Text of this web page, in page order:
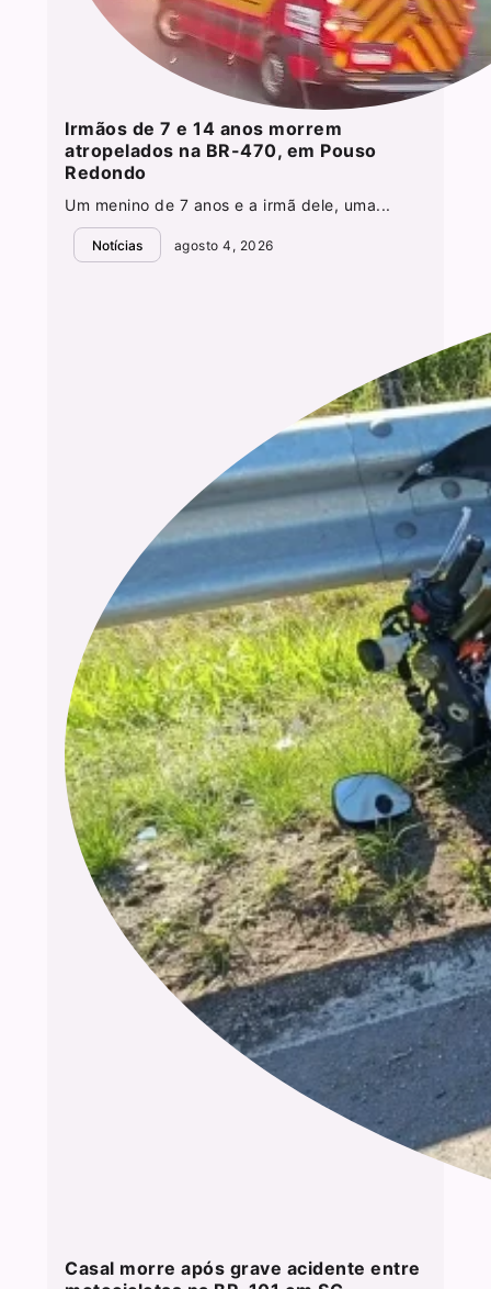
Irmãos de 7 e 14 anos morrem
atropelados na BR-470, em Pouso
Redondo
Um menino de 7 anos e a irmã dele, uma...
Notícias agosto 4, 2026
Casal morre após grave acidente entre